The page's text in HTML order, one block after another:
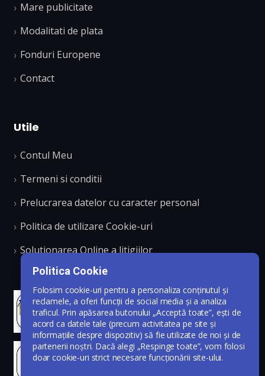
Mare publicitate
Modalitati de plata
Fonduri Europene
Contact
Utile
Contul Meu
Termeni si conditii
Prelucrarea datelor cu caracter personal
Politica de utilizare Cookie-uri
Solutionarea Online a litigiilor
Politica Cookie
Folosim cookie-uri pentru a personaliza conținutul și
reclamele, a oferi funcții de social media și a analiza
traficul. Prin apăsarea butonului „Acceptă toate”, ești de
acord ca datele tale (precum activitatea pe site și
informațiile despre dispozitiv) să fie utilizate de noi și de
partenerii noștri. Dacă alegi „Respinge toate”, vom folosi
doar cookie-uri strict necesare funcționării site-ului.